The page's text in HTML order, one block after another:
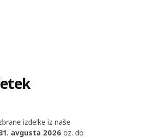
izdelke iz naše
avgusta 2026 oz. do